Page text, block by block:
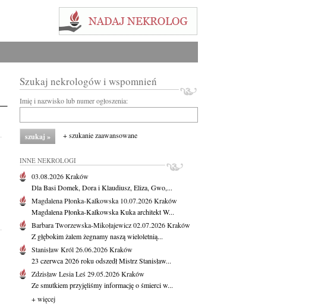
Szukaj nekrologów i wspomnień
Imię i nazwisko lub numer ogłoszenia:
+ szukanie zaawansowane
INNE NEKROLOGI
03.08.2026Kraków
Dla Basi Domek, Dora i Klaudiusz, Eliza, Gwo,...
Magdalena Płonka-Kalkowska 10.07.2026Kraków
Magdalena Płonka-Kalkowska Kuka architekt W...
Barbara Tworzewska-Mikołajewicz02.07.2026Kraków
Z głębokim żalem żegnamy naszą wieloletnią...
Stanisław Król26.06.2026Kraków
23 czerwca 2026 roku odszedł Mistrz Stanisław...
Zdzisław Lesia Leś29.05.2026Kraków
Ze smutkiem przyjęliśmy informację o śmierci w...
+ więcej